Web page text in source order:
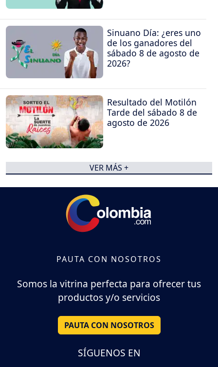
Sinuano Día: ¿eres uno
de los ganadores del
sábado 8 de agosto de
2026?
Resultado del Motilón
Tarde del sábado 8 de
agosto de 2026
VER MÁS +
PAUTA CON NOSOTROS
Somos la vitrina perfecta para ofrecer tus
productos y/o servicios
PAUTA CON NOSOTROS
SÍGUENOS EN